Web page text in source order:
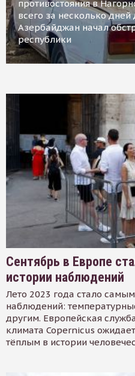
противостояния в
всего за несколько дней
Азербайджан начал
республики
Сентябрь в Европе
истории наблюдений
Лето 2023 года стало
наблюдений:
другим. Европейская
климата Copernicus
тёплым в истории